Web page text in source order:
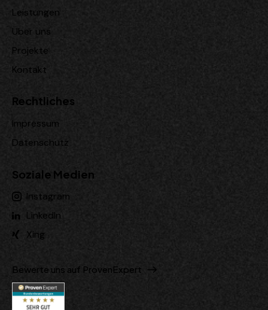
Leistungen
Über uns
Projekte
Kontakt
Rechtliches
Impressum
Datenschutz
Soziale Medien
Instagram
LinkedIn
Xing
Bewerte uns auf ProvenExpert